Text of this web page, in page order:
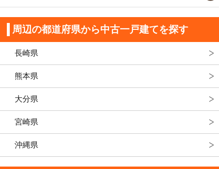
周辺の都道府県から中古一戸建てを探す
長崎県
熊本県
大分県
宮崎県
沖縄県